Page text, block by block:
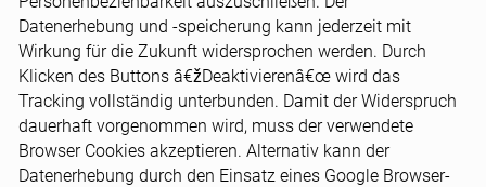
Datenerhebung und -speicherung kann jederzeit mit
Wirkung für die Zukunft widersprochen werden. Durch
Klicken des Buttons â€žDeaktivierenâ€œ wird das
Tracking vollständig unterbunden. Damit der Widerspruch
dauerhaft vorgenommen wird, muss der verwendete
Browser Cookies akzeptieren. Alternativ kann der
Datenerhebung durch den Einsatz eines Google Browser-